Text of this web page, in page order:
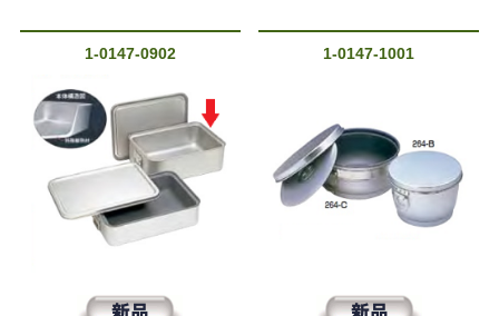
1-0147-0902 1-0147-1001